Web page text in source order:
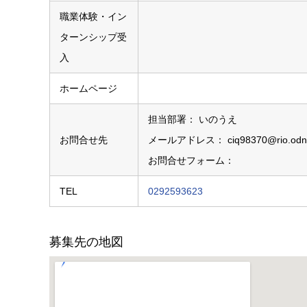
職業体験・イン
ターンシップ受
入
ホームページ
お問合せ先
担当部署： いのうえ
メールアドレス：
お問合せフォーム：
TEL 0292593623
募集先の地図